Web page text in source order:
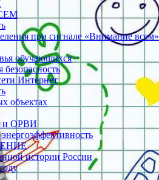
при сигнале «Внимание всем»
обучающихся
безопасность
Интернет
объектах
и ОРВИ
истории России